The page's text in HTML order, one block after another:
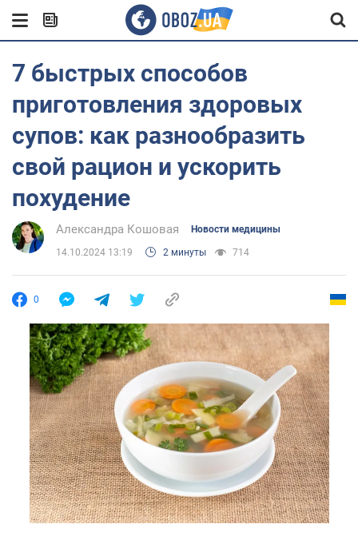
7 быстрых способов
приготовления здоровых
супов: как разнообразить
свой рацион и ускорить
похудение
Александра Кошовая Новости медицины
14.10.2024 13:19 2 минуты 714
0